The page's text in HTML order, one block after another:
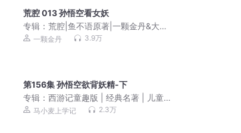
荒腔 013 孙悟空看女妖
专辑： 荒腔|鱼不语原著|一颗金丹&大坤
领衔|现代言情|校园甜宠|替身文学|精品
一颗金丹 3.9万
第156集 孙悟空欲背妖精-下
专辑： 西游记童趣版 | 经典名著 | 儿童睡
前故事
马小麦上学记 2.3万